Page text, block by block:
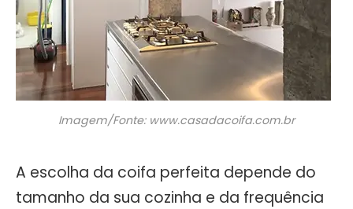
Imagem/Fonte: www.casadacoifa.com.br
A escolha da coifa perfeita depende do
tamanho da sua cozinha e da frequência